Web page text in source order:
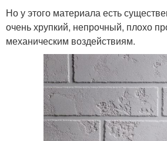
Но у этого материала есть
очень хрупкий, непрочный, плохо
механическим воздействиям.